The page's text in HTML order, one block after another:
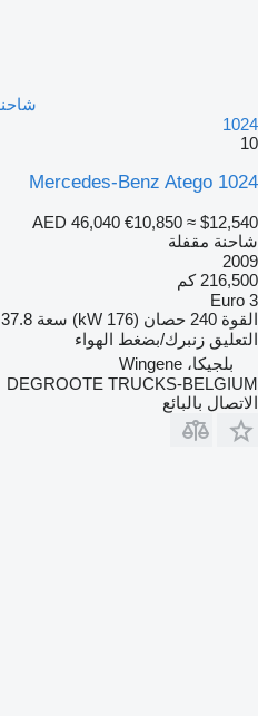
1024
10
Mercedes-Benz Atego 1024
AED 46,040 €10,850 ≈ $12,540
شاحنة مقفلة
2009
216,500 كم
Euro 3
القوة 240 حصان (176 kW) سعة 37.8 م3
التعليق زنبرك/بضغط الهواء
بلجيكا، Wingene
DEGROOTE TRUCKS-BELGIUM
الاتصال بالبائع